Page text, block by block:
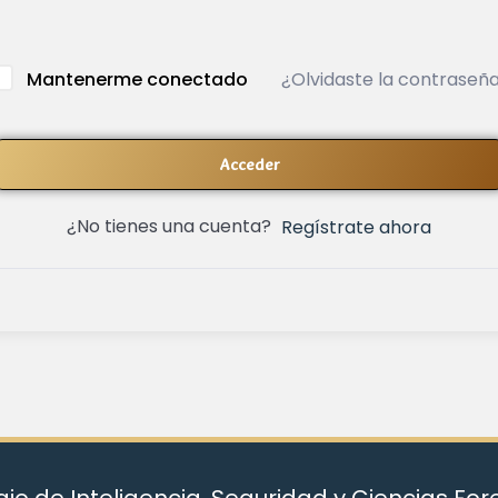
Mantenerme conectado ¿Olvidaste la
Acceder
¿No tienes una cuenta? Regístrate ahora